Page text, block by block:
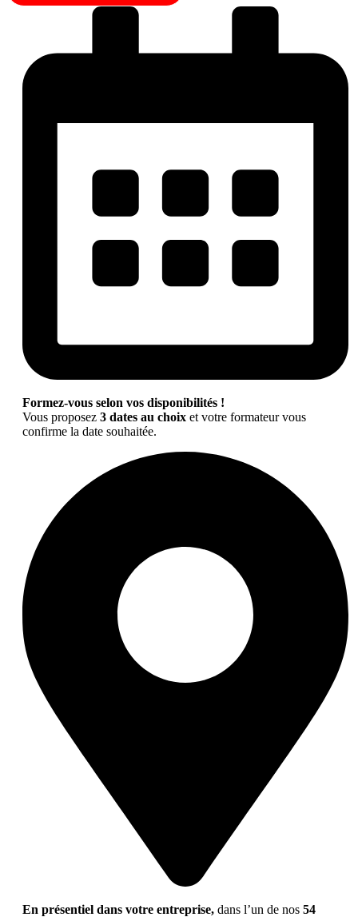
Formez-vous selon vos disponibilités !
Vous proposez 3 dates au choix et votre formateur vous
confirme la date souhaitée.
En présentiel dans votre entreprise, dans l’un de nos 54